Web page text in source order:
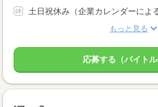
もっと見る
応募する（バイトル